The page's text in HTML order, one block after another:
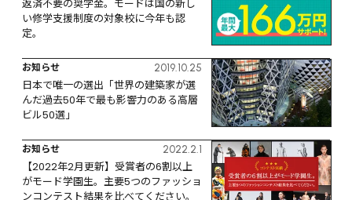
返済不要の奨学金。モードは国の新し
い修学支援制度の対象校に今年も認
定。
お知らせ 2019.10.25
日本で唯一の選出「世界の建築家が選
んだ過去50年で最も影響力のある高層
ビル50選」
お知らせ 2022.2.1
【2022年2月更新】受賞者の6割以上
がモード学園生。主要5つのファッショ
ンコンテスト結果を比べてください。